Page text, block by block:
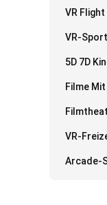
VR
VR-
5D 7D
Filme
VR-
Arcade-